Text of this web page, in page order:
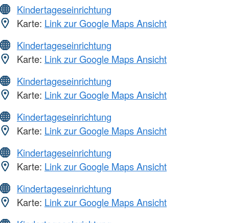
Kindertageseinrichtung
Karte: Link zur Google Maps Ansicht
Kindertageseinrichtung
Karte: Link zur Google Maps Ansicht
Kindertageseinrichtung
Karte: Link zur Google Maps Ansicht
Kindertageseinrichtung
Karte: Link zur Google Maps Ansicht
Kindertageseinrichtung
Karte: Link zur Google Maps Ansicht
Kindertageseinrichtung
Karte: Link zur Google Maps Ansicht